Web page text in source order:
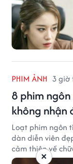
PHIM ẢNH 3 giờ
8 phim
không nhận
Loạt phim ngôn
dàn diễn viên
cảm thiên về
×